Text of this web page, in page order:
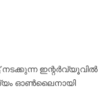
നടക്കുന്ന ഇന്റർവ്യൂവിൽ
ഓൺലൈനായി